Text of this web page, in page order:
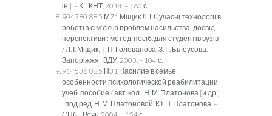
ін.]. – К. : КНТ, 2014. – 160 с.
904780 88.5 М71 Міщик Л. І. Сучасні технології в
роботі з сім'єю із проблем насильства: досвід,
перспективи : метод. посіб. для студентів вузів
/ Л. І. Міщик, Т. П. Голованова, З. Г. Білоусова. –
Запоріжжя : ЗДУ, 2003. – 104 с.
914536 88.5 Н31 Насилие в семье:
особенности психологической реабилитации :
учеб. пособие / авт. кол.: Н. М. Платонова [и др.]
; под ред. Н. М. Платоновой, Ю. П. Платонова. –